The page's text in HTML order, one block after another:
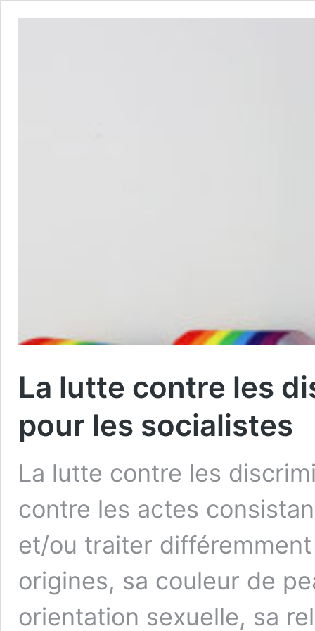
La lutte contre les
pour les socialistes
La lutte contre les
contre les actes
et/​ou traiter
origines, sa couleur de
orientation sexuelle, sa